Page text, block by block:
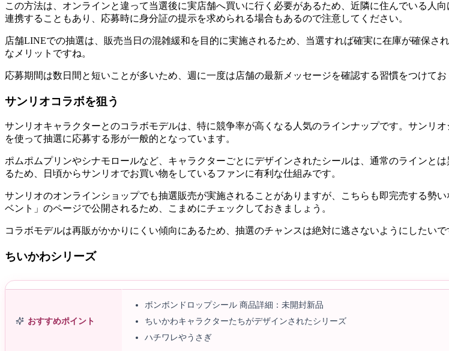
この方法は、オンラインと違って当選後に実店舗へ買いに行く必要があるため、近隣に住んでいる人
連携することもあり、応募時に身分証の提示を求められる場合もあるので注意してください。
店舗LINEでの抽選は、販売当日の混雑緩和を目的に実施されるため、当選すれば確実に在庫が確保
なメリットですね。
応募期間は数日間と短いことが多いため、週に一度は店舗の最新メッセージを確認する習慣をつけてお
サンリオコラボを狙う
サンリオキャラクターとのコラボモデルは、特に競争率が高くなる人気のラインナップです。サンリ
を使って抽選に応募する形が一般的となっています。
ポムポムプリンやシナモロールなど、キャラクターごとにデザインされたシールは、通常のラインと
るため、日頃からサンリオでお買い物をしているファンに有利な仕組みです。
サンリオのオンラインショップでも抽選販売が実施されることがありますが、こちらも即完売する勢
ベント」のページで公開されるため、こまめにチェックしておきましょう。
コラボモデルは再販がかかりにくい傾向にあるため、抽選のチャンスは絶対に逃さないようにしたいで
ちいかわシリーズ
おすすめポイント
ボンボンドロップシール 商品詳細：未開封新品
ちいかわキャラクターたちがデザインされたシリーズ
ハチワレやうさぎ